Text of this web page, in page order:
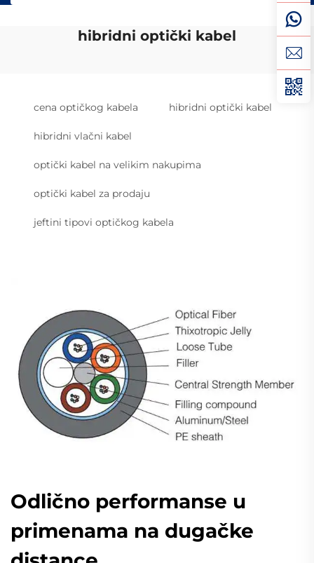
hibridni optički kabel
cena optičkog kabela hibridni optički kabel
hibridni vlačni kabel
optički kabel na velikim nakupima
optički kabel za prodaju
jeftini tipovi optičkog kabela
Odlično performanse u
primenama na dugačke